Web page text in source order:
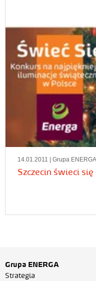
14.01.2011 | Grupa ENERGA
Szczecin świeci
Grupa ENERGA
Strategia